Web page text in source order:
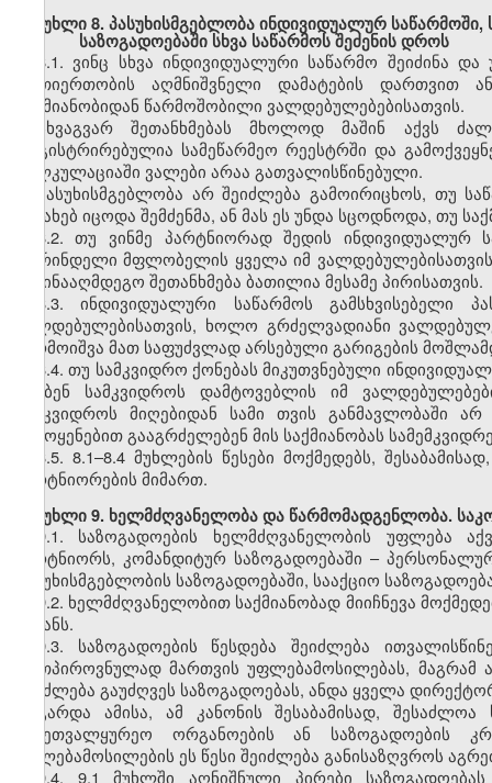
მუხლი 8. პასუხისმგებლობა ინდივიდუალურ
საზოგადოებაში სხვა საწარმოს შეძენის დროს
8.1. ვინც სხვა ინდივიდუალური საწარმო შეიძინა
ურთიერთობის აღმნიშვნელი დამატების
საქმიანობიდან წარმოშობილი ვალდებულებებისათვის.
სხვაგვარ შეთანხმებას მხოლოდ მაშინ აქვს
რეგისტრირებულია სამეწარმეო რეესტრში და
კალკულაციაში ვალები არაა გათვალისწინებული.
პასუხისმგებლობა არ შეიძლება გამოირიცხოს, თუ
შესახებ იცოდა შემძენმა, ან მას ეს უნდა სცოდნოდა, თუ
8.2. თუ ვინმე პარტნიორად შედის ინდივიდუალურ
ადრინდელი მფლობელის ყველა იმ
საწინააღმდეგო შეთანხმება ბათილია მესამე პირისათვის.
8.3. ინდივიდუალური საწარმოს გამსხვისებელი
ვალდებულებისათვის, ხოლო გრძელვადიანი
წარმოიშვა მათ საფუძვლად არსებული გარიგების
8.4. თუ სამკვიდრო ქონებას მიკუთვნებული
აგებენ სამკვიდროს დამტოვებლის იმ
სამკვიდროს მიღებიდან სამი თვის განმავლობაში
გამოყენებით გააგრძელებენ მის საქმიანობას
8.5. 8.1–8.4 მუხლების წესები მოქმედებს,
პარტნიორების მიმართ.
მუხლი 9. ხელმძღვანელობა და წარმომადგენლობა.
9.1. საზოგადოების ხელმძღვანელობის უფლება
პარტნიორს, კომანდიტურ საზოგადოებაში –
პასუხისმგებლობის საზოგადოებაში, სააქციო
9.2. ხელმძღვანელობით საქმიანობად მიიჩნევა
მიზანს.
9.3. საზოგადოების წესდება შეიძლება
ერთპიროვნულად მართვის უფლებამოსილებას,
შეიძლება გაუძღვეს საზოგადოებას, ანდა ყველა
გარდა ამისა, ამ კანონის შესაბამისად,
სამეთვალყურეო ორგანოების ან საზოგადოების
უფლებამოსილების ეს წესი შეიძლება განისაზღვროს
9.4. 9.1 მუხლში აღნიშნული პირები